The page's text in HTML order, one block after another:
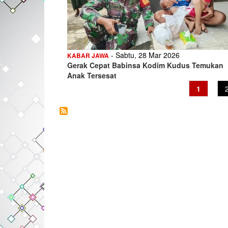
KABAR JAWA - Sabtu, 28 Mar 2026
Gerak Cepat Babinsa Kodim Kudus Temukan
Anak Tersesat
Current
page
1 2